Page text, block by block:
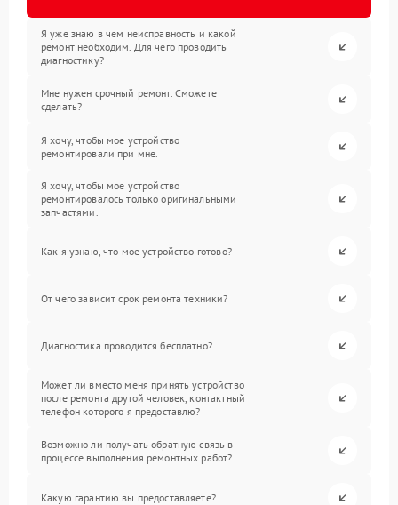
Я уже знаю в чем неисправность и какой
ремонт необходим. Для чего проводить
диагностику?
Мне нужен срочный ремонт. Сможете
сделать?
Я хочу, чтобы мое устройство
ремонтировали при мне.
Я хочу, чтобы мое устройство
ремонтировалось только оригинальными
запчастями.
Как я узнаю, что мое устройство готово?
От чего зависит срок ремонта техники?
Диагностика проводится бесплатно?
Может ли вместо меня принять устройство
после ремонта другой человек, контактный
телефон которого я предоставлю?
Возможно ли получать обратную связь в
процессе выполнения ремонтных работ?
Какую гарантию вы предоставляете?